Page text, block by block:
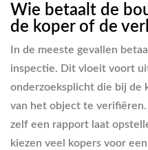
Wie betaalt de
de koper of de
In de meeste gevallen
inspectie. Dit vloeit voort
onderzoeksplicht die bij de
van het object te
zelf een rapport laat
kiezen veel kopers voor